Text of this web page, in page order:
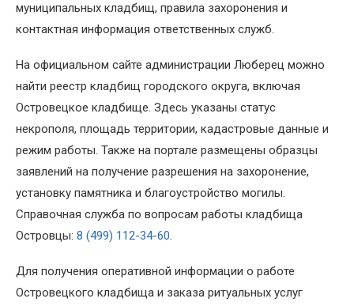
муниципальных кладбищ, правила захоронения и
контактная информация ответственных служб.
На официальном сайте администрации Люберец можно
найти реестр кладбищ городского округа, включая
Островецкое кладбище. Здесь указаны статус
некрополя, площадь территории, кадастровые данные и
режим работы. Также на портале размещены образцы
заявлений на получение разрешения на захоронение,
установку памятника и благоустройство могилы.
Справочная служба по вопросам работы кладбища
Островцы: 8 (499) 112-34-60.
Для получения оперативной информации о работе
Островецкого кладбища и заказа ритуальных услуг